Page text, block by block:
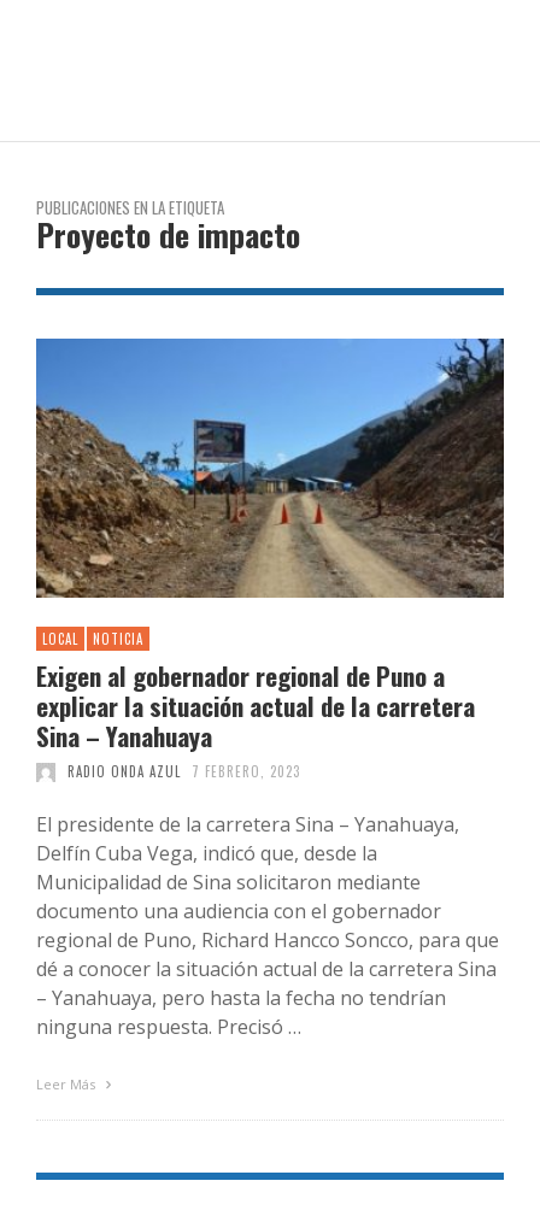
PUBLICACIONES EN LA ETIQUETA
Proyecto de impacto
LOCAL NOTICIA
Exigen al gobernador regional de Puno a
explicar la situación actual de la carretera
Sina – Yanahuaya
RADIO ONDA AZUL 7 FEBRERO, 2023
El presidente de la carretera Sina – Yanahuaya,
Delfín Cuba Vega, indicó que, desde la
Municipalidad de Sina solicitaron mediante
documento una audiencia con el gobernador
regional de Puno, Richard Hancco Soncco, para que
dé a conocer la situación actual de la carretera Sina
– Yanahuaya, pero hasta la fecha no tendrían
ninguna respuesta. Precisó …
Leer Más